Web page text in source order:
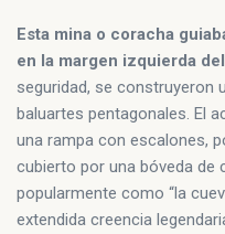
Esta mina o coracha
en la margen izquierda
seguridad, se construyeron
baluartes pentagonales. El
una rampa con escalones,
cubierto por una bóveda de
popularmente como “la
extendida creencia